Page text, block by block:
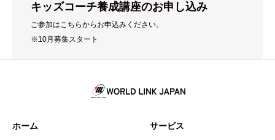
キッズコーチ養成講座のお申し込み
ご参加はこちらからお申込みください。
※10月募集スタート
ホーム サービス